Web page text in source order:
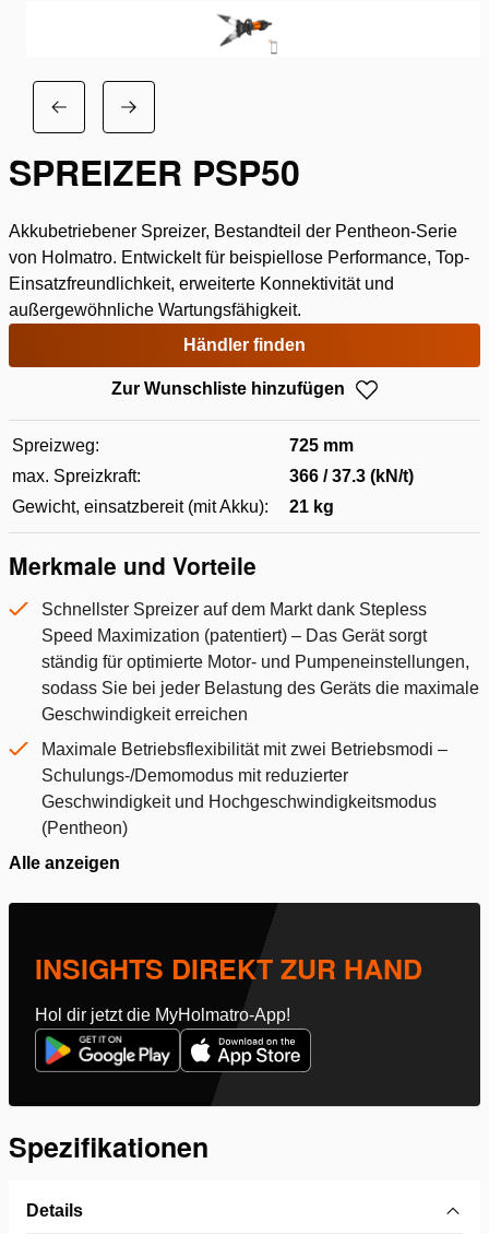
SPREIZER PSP50
Akkubetriebener Spreizer, Bestandteil der Pentheon-Serie
von Holmatro. Entwickelt für beispiellose Performance, Top-
Einsatzfreundlichkeit, erweiterte Konnektivität und
außergewöhnliche Wartungsfähigkeit.
Händler finden
Zur Wunschliste hinzufügen
Spreizweg:
725 mm
max. Spreizkraft:
366 / 37.3 (kN/t)
Gewicht, einsatzbereit (mit Akku):
21 kg
Merkmale und Vorteile
Schnellster Spreizer auf dem Markt dank Stepless
Speed Maximization (patentiert) – Das Gerät sorgt
ständig für optimierte Motor- und Pumpeneinstellungen,
sodass Sie bei jeder Belastung des Geräts die maximale
Geschwindigkeit erreichen
Maximale Betriebsflexibilität mit zwei Betriebsmodi –
Schulungs-/Demomodus mit reduzierter
Geschwindigkeit und Hochgeschwindigkeitsmodus
(Pentheon)
Alle anzeigen
INSIGHTS DIREKT ZUR HAND
Hol dir jetzt die MyHolmatro-App!
Spezifikationen
Details